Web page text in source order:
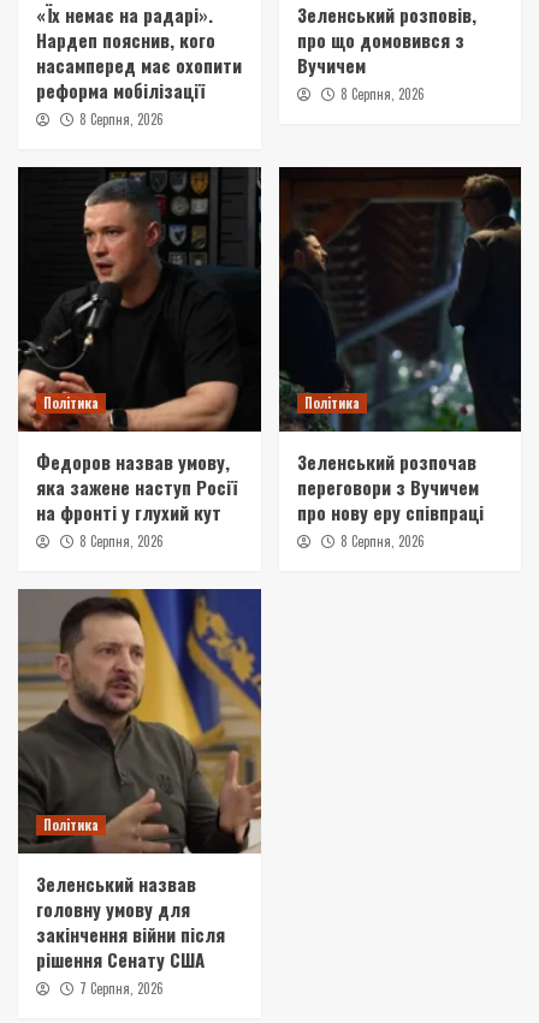
«Їх немає на радарі».
Нардеп пояснив, кого
насамперед має охопити
реформа мобілізації
8 Серпня, 2026
Зеленський розповів,
про що домовився з
Вучичем
8 Серпня, 2026
Політика
Федоров назвав умову,
яка зажене наступ Росії
на фронті у глухий кут
8 Серпня, 2026
Політика
Зеленський розпочав
переговори з Вучичем
про нову еру співпраці
8 Серпня, 2026
Політика
Зеленський назвав
головну умову для
закінчення війни після
рішення Сенату США
7 Серпня, 2026